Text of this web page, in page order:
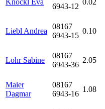
Knöckl Eva
6943-12
0.02
Liebl Andrea
08167
6943-15
0.10
Lohr Sabine
08167
6943-36
2.05
Maier
Dagmar
08167
6943-16
1.08